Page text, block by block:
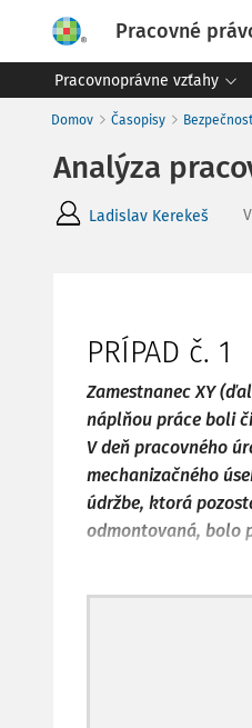
Pracovné
Pracovnoprávne vzťahy
Domov Časopisy
Analýza
Ladislav Kerekeš
PRÍPAD č. 1
Zamestnanec XY
náplňou práce boli
V deň pracovného
mechanizačného
údržbe, ktorá
odmontovaná, bolo